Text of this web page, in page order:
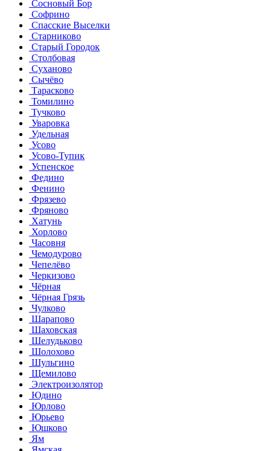
Сосновый Бор
Софрино
Спасские Выселки
Старниково
Старый Городок
Столбовая
Суханово
Сычёво
Тарасково
Томилино
Тучково
Уваровка
Удельная
Усово
Усово-Тупик
Успенское
Федино
Фенино
Фрязево
Фряново
Хатунь
Хорлово
Часовня
Чемодурово
Чепелёво
Черкизово
Чёрная
Чёрная Грязь
Чулково
Шарапово
Шаховская
Шелудьково
Шолохово
Шульгино
Щемилово
Электроизолятор
Юдино
Юрлово
Юрьево
Юшково
Ям